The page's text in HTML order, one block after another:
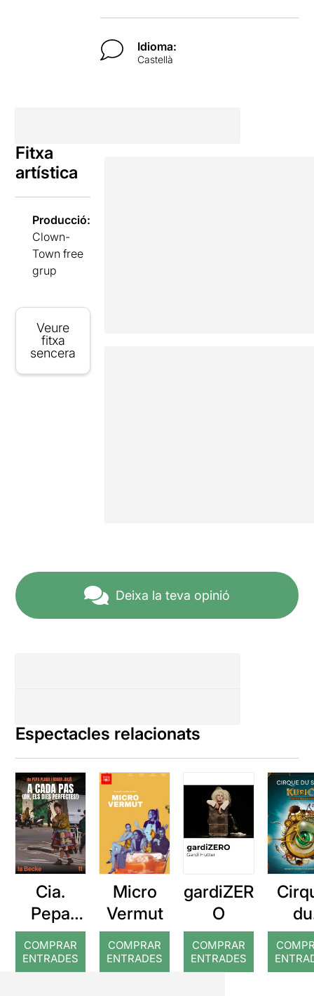
Idioma:
Castellà
Fitxa
artística
Producció:
Clown-
Town free
grup
Veure
fitxa
sencera
Deixa la teva opinió
Espectacles relacionats
Cia.
Pepa
Plana: A
cada pas
COMPRAR
ENTRADES
Micro
Vermut
COMPRAR
ENTRADES
gardiZER
O
COMPRAR
ENTRADES
du